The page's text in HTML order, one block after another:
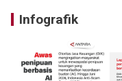
Infografik